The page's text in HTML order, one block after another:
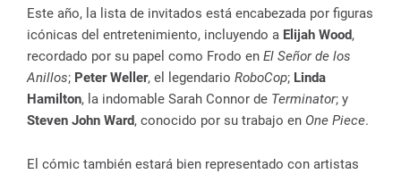
Este año, la lista de invitados está encabezada por figuras
icónicas del entretenimiento, incluyendo a Elijah Wood,
recordado por su papel como Frodo en El Señor de los
Anillos; Peter Weller, el legendario RoboCop; Linda
Hamilton, la indomable Sarah Connor de Terminator; y
Steven John Ward, conocido por su trabajo en One Piece.
El cómic también estará bien representado con artistas